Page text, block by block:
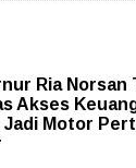
Ria Norsan
Akses
Jadi Motor